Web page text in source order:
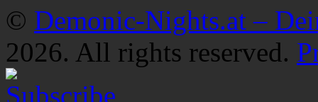
© Demonic-Nights.at –
2026. All rights reserved.